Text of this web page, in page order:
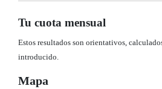
Tu cuota mensual
Estos resultados son orientativos,
introducido.
Mapa